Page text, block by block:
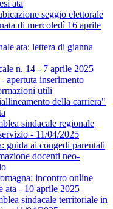
ata
seggio elettorale
di mercoledì 16 aprile
ata: lettera di gianna
n. 14 - 7 aprile 2025
apertuta inserimento
utili
della carriera"
sindacale regionale
- 11/04/2025
guida ai congedi parentali
docenti neo-
incontro online
ata - 10 aprile 2025
sindacale territoriale in